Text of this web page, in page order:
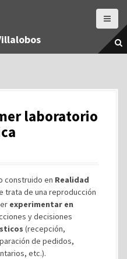
laboratorio
construido en Realidad
trata de una reproducción
experimentar en
y decisiones
(recepción,
de pedidos,
etc.).